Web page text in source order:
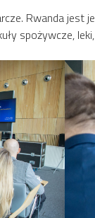
Rwanda jest
spożywcze,